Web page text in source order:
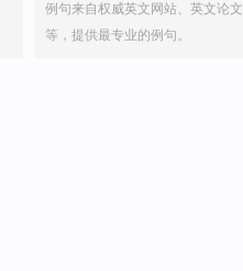
例句来自权威英文网站、英文论文
等，提供最专业的例句。